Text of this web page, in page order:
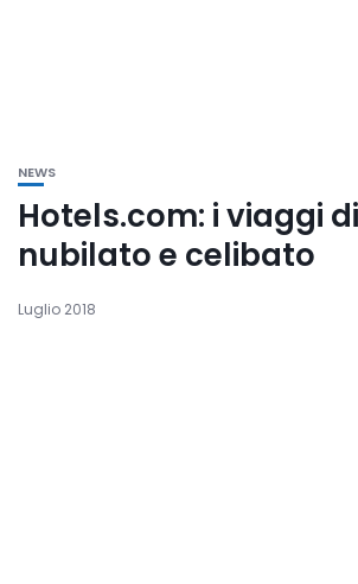
NEWS
Hotels.com: i viaggi
nubilato e celibato
Luglio 2018